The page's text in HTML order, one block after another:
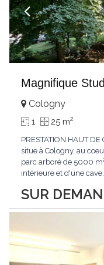
Magnifique
SUR
Cologny
1 25 m2
PRESTATION HAUT
situe à Cologny, au
parc arboré de 5000
intérieure et d'une
vélos et d'une salle de
par la route de...